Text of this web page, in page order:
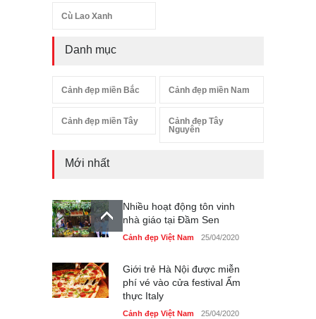
Cù Lao Xanh
Danh mục
Cảnh đẹp miền Bắc Cảnh đẹp miền Nam
Cảnh đẹp miền Tây
Cảnh đẹp Tây
Nguyên
Mới nhất
Nhiều hoạt động tôn vinh
nhà giáo tại Đầm Sen
Cảnh đẹp Việt Nam 25/04/2020
Giới trẻ Hà Nội được miễn
phí vé vào cửa festival Ẩm
thực Italy
Cảnh đẹp Việt Nam 25/04/2020